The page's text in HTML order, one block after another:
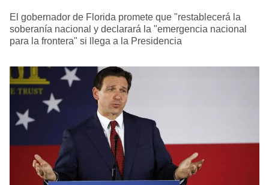
El gobernador de Florida promete que "restablecerá la
soberanía nacional y declarará la "emergencia nacional
para la frontera" si llega a la Presidencia